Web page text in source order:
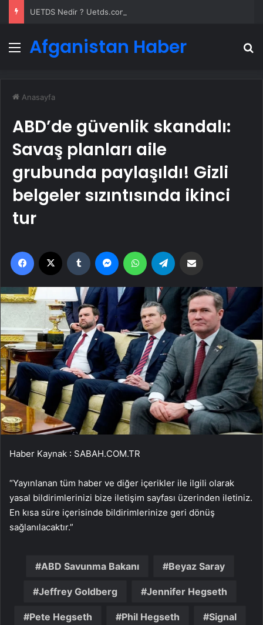
Menü
Afganistan Haber
Anasayfa
ABD’de güvenlik skandalı:
Savaş planları aile
grubunda paylaşıldı! Gizli
belgeler sızıntısında ikinci
tur
Facebook Tumblr MessengerWhatsApp
Haber Kaynak : SABAH.COM.TR
“Yayınlanan tüm haber ve diğer içerikler ile ilgili olarak
yasal bildirimlerinizi bize iletişim sayfası üzerinden iletiniz.
En kısa süre içerisinde bildirimlerinize geri dönüş
sağlanılacaktır.”
ABD Savunma Bakanı Beyaz Saray
Jeffrey Goldberg Jennifer Hegseth
Pete Hegseth Phil Hegseth Signal